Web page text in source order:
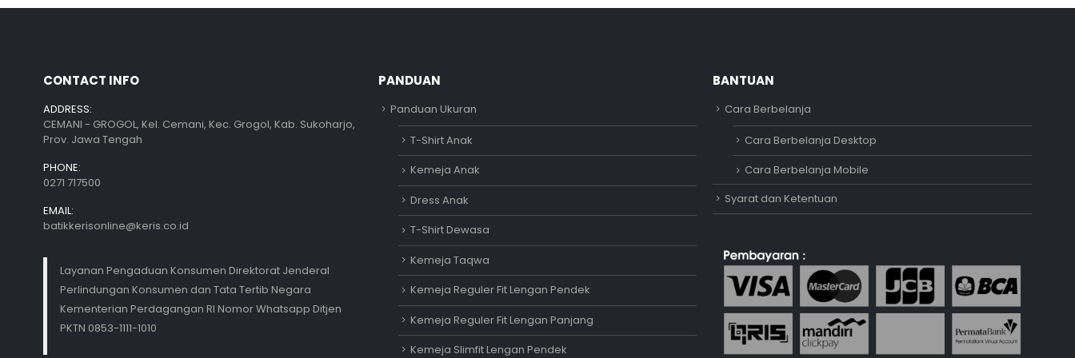
CONTACT INFO
ADDRESS:
CEMANI - GROGOL, Kel. Cemani, Kec. Grogol, Kab. Sukoharjo,
Prov. Jawa Tengah
PHONE:
0271 717500
EMAIL:
batikkerisonline@keris.co.id
Layanan Pengaduan Konsumen Direktorat Jenderal
Perlindungan Konsumen dan Tata Tertib Negara
Kementerian Perdagangan RI Nomor Whatsapp Ditjen
PKTN 0853-1111-1010
PANDUAN
Panduan Ukuran
T-Shirt Anak
Kemeja Anak
Dress Anak
T-Shirt Dewasa
Kemeja Taqwa
Kemeja Reguler Fit Lengan Pendek
Kemeja Reguler Fit Lengan Panjang
Kemeja Slimfit Lengan Pendek
BANTUAN
Cara Berbelanja
Cara Berbelanja Desktop
Cara Berbelanja Mobile
Syarat dan Ketentuan
Adipati
Online